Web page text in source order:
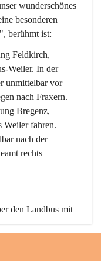
wunderschönes
besonderen
berühmt ist:
Feldkirch,
Weiler. In der
unmittelbar vor
nach Fraxern.
Bregenz,
fahren.
nach der
rechts
den Landbus mit
Die Linie